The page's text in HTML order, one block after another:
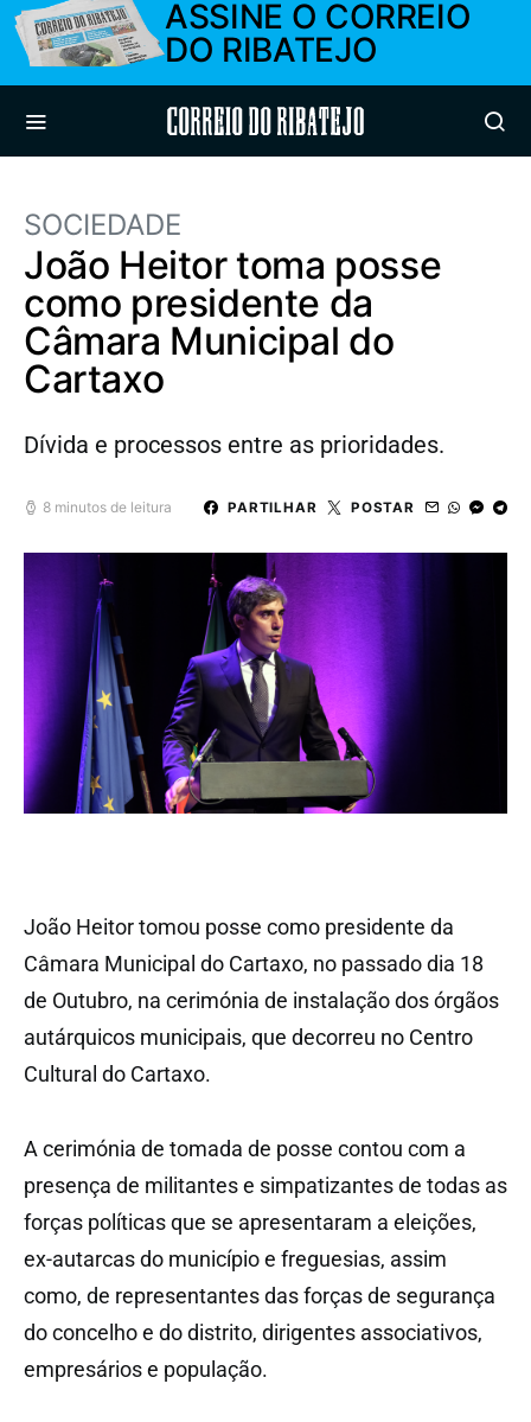
ASSINE O CORREIO
DO RIBATEJO
Correio do Ribatejo
SOCIEDADE
João Heitor toma posse
como presidente da
Câmara Municipal do
Cartaxo
Dívida e processos entre as prioridades.
8 minutos de leitura PARTILHAR POSTAR
João Heitor tomou posse como presidente da
Câmara Municipal do Cartaxo, no passado dia 18
de Outubro, na cerimónia de instalação dos órgãos
autárquicos municipais, que decorreu no Centro
Cultural do Cartaxo.
A cerimónia de tomada de posse contou com a
presença de militantes e simpatizantes de todas as
forças políticas que se apresentaram a eleições,
ex-autarcas do município e freguesias, assim
como, de representantes das forças de segurança
do concelho e do distrito, dirigentes associativos,
empresários e população.